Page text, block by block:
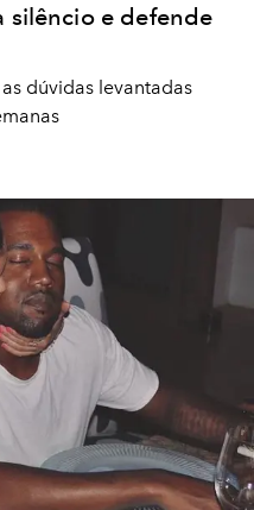
silêncio e defende
dúvidas levantadas